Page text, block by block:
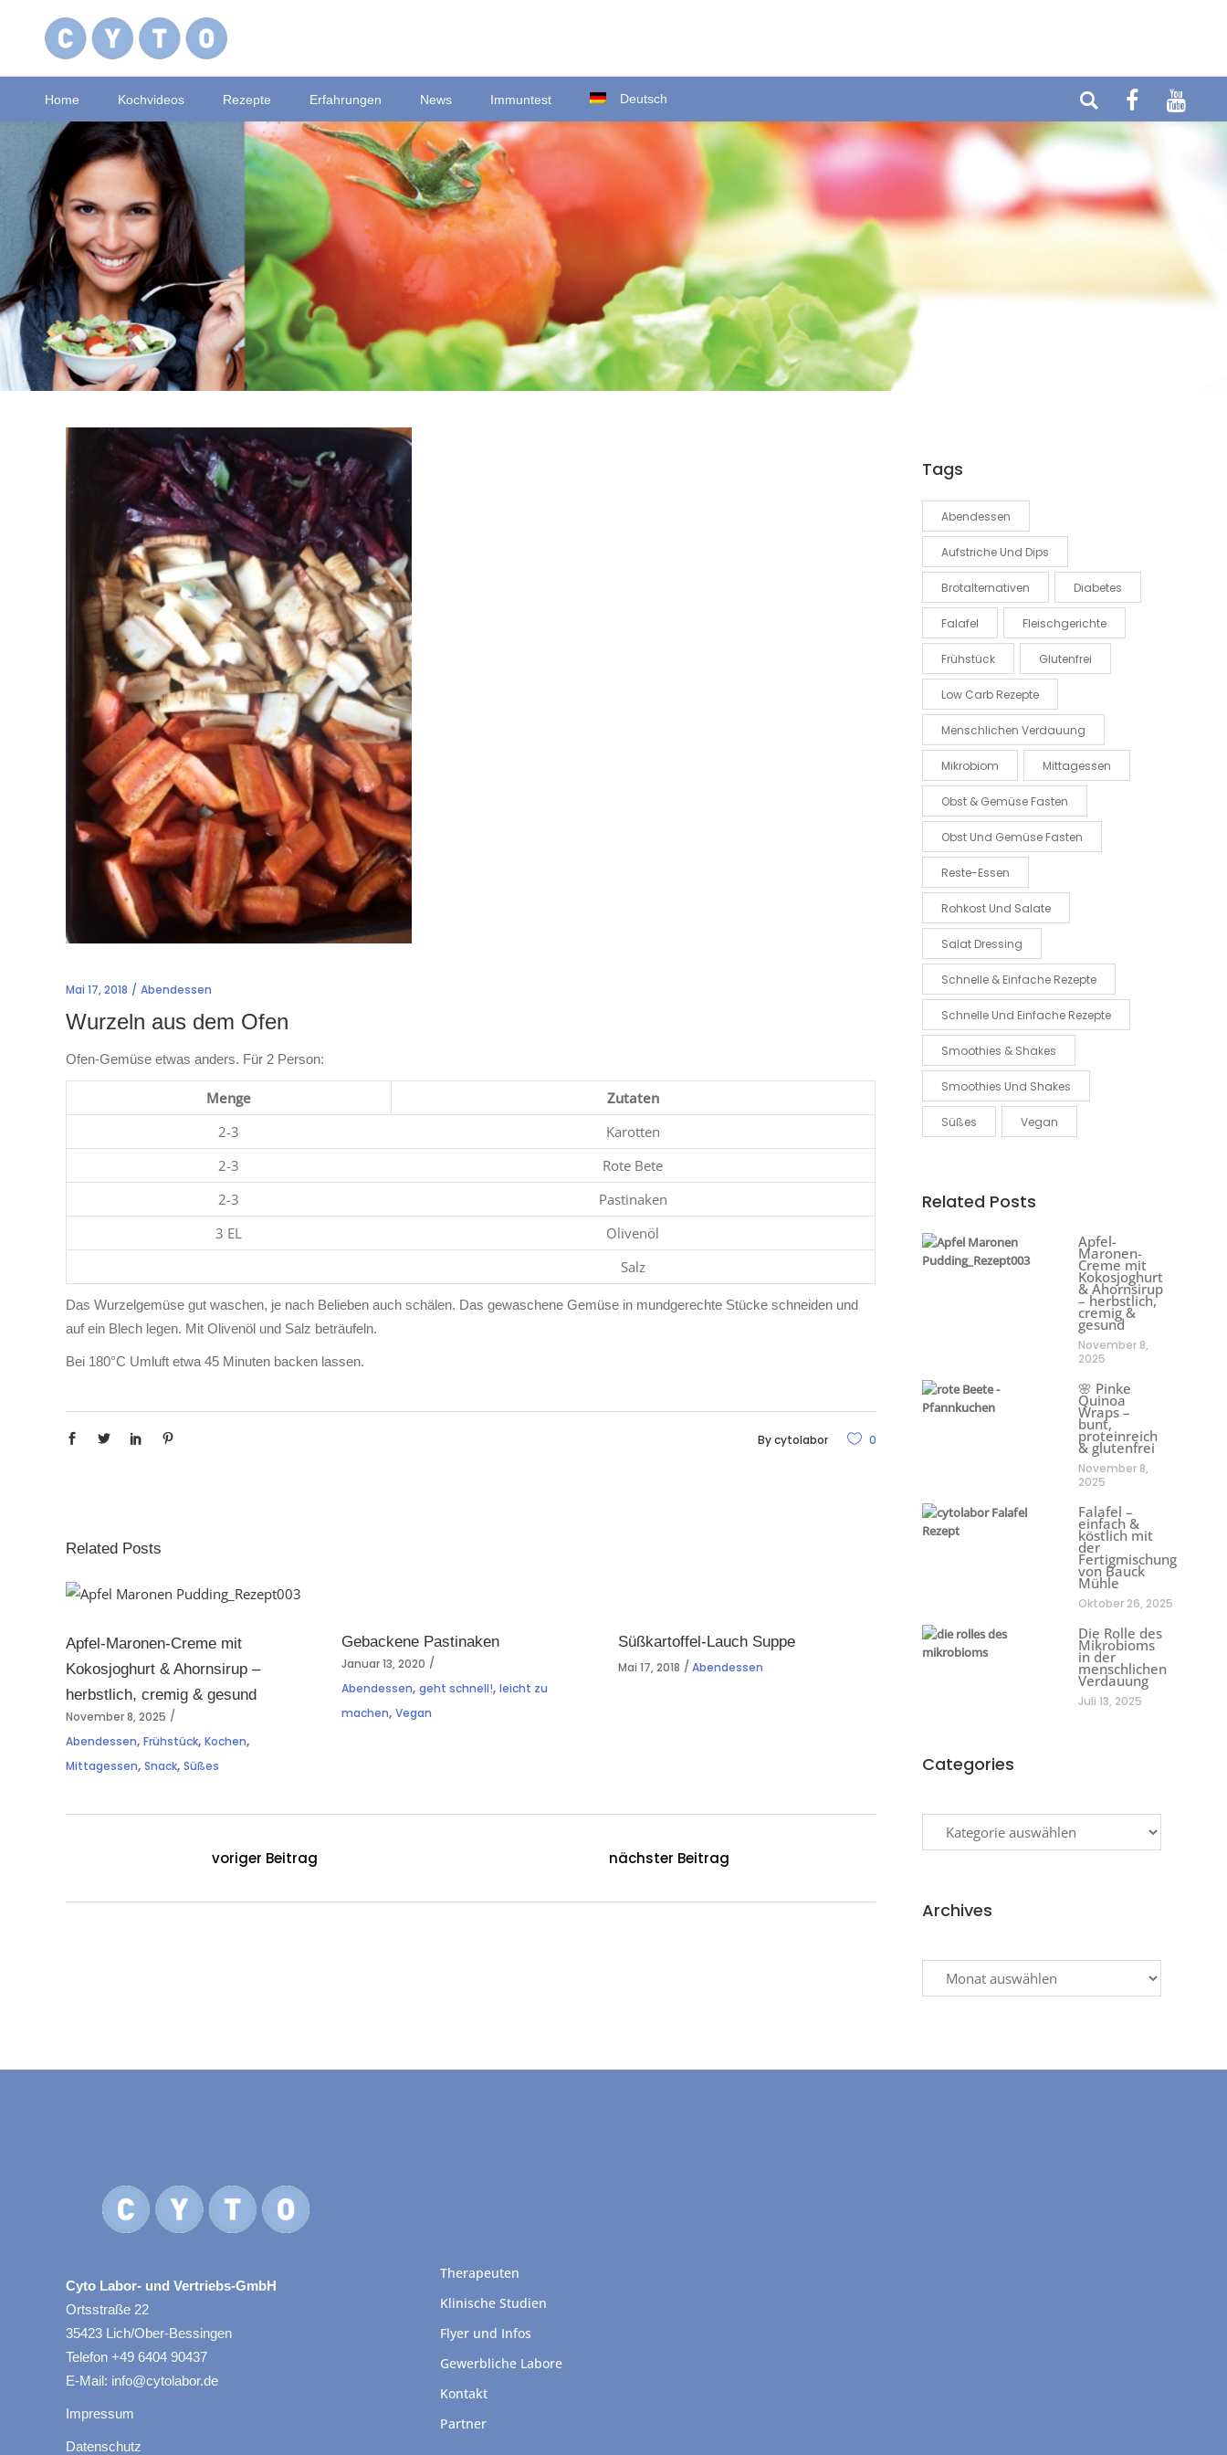
Ortsstraße 22
D-35423 Lich/Ober-Bessingen Fax: +49 (0) 6404-90458
E-mail:
info@cytolabor.de
Home Kochvideos Rezepte Erfahrungen News Immuntest Deutsch
Mai 17, 2018 Abendessen
Wurzeln aus dem Ofen
Ofen-Gemüse etwas anders. Für 2 Person:
Menge
Zutaten
2-3
Karotten
2-3
Rote Bete
2-3
Pastinaken
3 EL
Olivenöl
Salz
Das Wurzelgemüse gut waschen, je nach Belieben auch schälen. Das gewaschene Gemüse in mundgerechte Stücke schneiden und
auf ein Blech legen. Mit Olivenöl und Salz beträufeln.
Bei 180°C Umluft etwa 45 Minuten backen lassen.
Bycytolabor 0
Related Posts
Apfel-Maronen-Creme mit
Kokosjoghurt & Ahornsirup –
herbstlich, cremig & gesund
November 8, 2025
Abendessen, Frühstück, Kochen,
Mittagessen, Snack, Süßes
Gebackene Pastinaken
Januar 13, 2020
Abendessen,geht schnell!,leicht zu
machen,Vegan
Süßkartoffel-Lauch Suppe
Mai 17, 2018 Abendessen
voriger Beitrag nächster Beitrag
Tags
Abendessen
Aufstriche Und Dips
Brotalternativen Diabetes
Falafel Fleischgerichte
Frühstück Glutenfrei
Low Carb Rezepte
Menschlichen Verdauung
Mikrobiom Mittagessen
Obst & Gemüse Fasten
Obst Und Gemüse Fasten
Reste-Essen
Rohkost Und Salate
Salat Dressing
Schnelle & Einfache Rezepte
Schnelle Und Einfache Rezepte
Smoothies & Shakes
Smoothies Und Shakes
Süßes Vegan
Related Posts
Apfel-
Maronen-
Creme mit
Kokosjoghurt
& Ahornsirup
– herbstlich,
cremig &
gesund
November 8,
2025
🌸 Pinke
Quinoa
Wraps –
bunt,
proteinreich
& glutenfrei
November 8,
2025
Falafel –
einfach &
köstlich mit
der
Fertigmischung
von Bauck
Mühle
Oktober 26, 2025
Die Rolle des
Mikrobioms
in der
menschlichen
Verdauung
Juli 13, 2025
Categories
Archives
Cyto Labor- und Vertriebs-GmbH
Ortsstraße 22
35423 Lich/Ober-Bessingen
Telefon +49 6404 90437
E-Mail: info@cytolabor.de
Impressum
Datenschutz
Therapeuten
Klinische Studien
Flyer und Infos
Gewerbliche Labore
Kontakt
Partner